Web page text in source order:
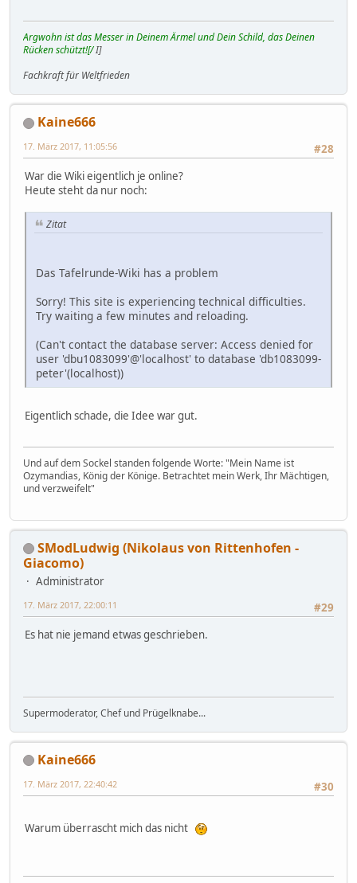
Argwohn ist das Messer in Deinem Ärmel und Dein Schild, das Deinen
Rücken schützt![/I]
Fachkraft für Weltfrieden
Kaine666
#28
17. März 2017, 11:05:56
War die Wiki eigentlich je online?
Heute steht da nur noch:
Zitat
Das Tafelrunde-Wiki has a problem
Sorry! This site is experiencing technical difficulties.
Try waiting a few minutes and reloading.
(Can't contact the database server: Access denied for
user 'dbu1083099'@'localhost' to database 'db1083099-
peter'(localhost))
Eigentlich schade, die Idee war gut.
Und auf dem Sockel standen folgende Worte: "Mein Name ist
Ozymandias, König der Könige. Betrachtet mein Werk, Ihr Mächtigen,
und verzweifelt"
SModLudwig (Nikolaus von Rittenhofen -
Giacomo)
Administrator
#29
17. März 2017, 22:00:11
Es hat nie jemand etwas geschrieben.
Supermoderator, Chef und Prügelknabe...
Kaine666
#30
17. März 2017, 22:40:42
Warum überrascht mich das nicht